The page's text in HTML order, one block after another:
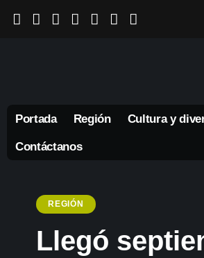
Portada Región Cultura y
Contáctanos
REGIÓN
Llegó